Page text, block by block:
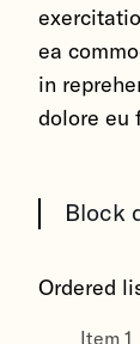
ea
in
dolore eu
Block
Ordered
Item 1